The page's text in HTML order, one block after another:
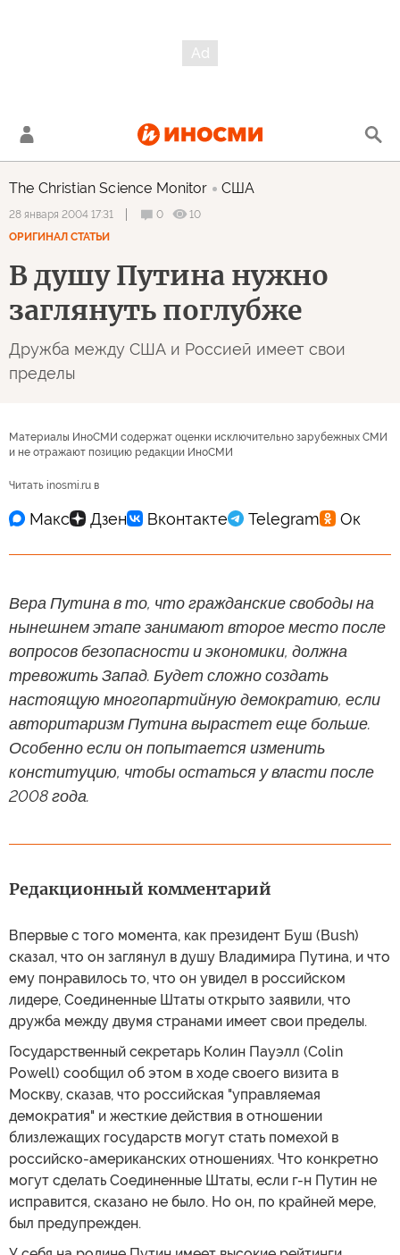
The Christian Science Monitor США
28 января 2004 17:31 0
10
ОРИГИНАЛ СТАТЬИ
В душу Путина нужно
заглянуть поглубже
Дружба между США и Россией имеет свои
пределы
Материалы ИноСМИ содержат оценки исключительно зарубежных СМИ
и не отражают позицию редакции ИноСМИ
Читать inosmi.ru в
Вера Путина в то, что гражданские свободы на
нынешнем этапе занимают второе место после
вопросов безопасности и экономики, должна
тревожить Запад. Будет сложно создать
настоящую многопартийную демократию, если
авторитаризм Путина вырастет еще больше.
Особенно если он попытается изменить
конституцию, чтобы остаться у власти после
2008 года.
Редакционный комментарий
Впервые с того момента, как президент Буш (Bush)
сказал, что он заглянул в душу Владимира Путина, и что
ему понравилось то, что он увидел в российском
лидере, Соединенные Штаты открыто заявили, что
дружба между двумя странами имеет свои пределы.
Государственный секретарь Колин Пауэлл (Colin
Powell) сообщил об этом в ходе своего визита в
Москву, сказав, что российская "управляемая
демократия" и жесткие действия в отношении
близлежащих государств могут стать помехой в
российско-американских отношениях. Что конкретно
могут сделать Соединенные Штаты, если г-н Путин не
исправится, сказано не было. Но он, по крайней мере,
был предупрежден.